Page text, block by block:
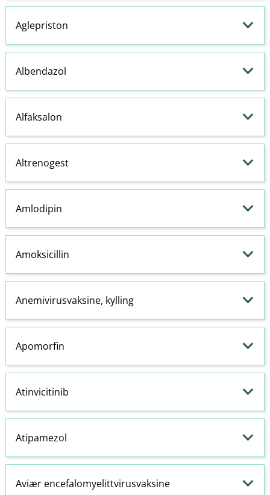
Aglepriston
Albendazol
Alfaksalon
Altrenogest
Amlodipin
Amoksicillin
Anemivirusvaksine, kylling
Apomorfin
Atinvicitinib
Atipamezol
Aviær encefalomyelittvirusvaksine